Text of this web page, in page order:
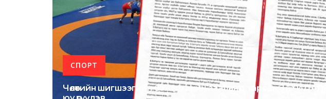
СПОРТ
Чөлөөтийн шигшээгийн бэлтгэлийн зааланд тарсан ЗАХИДАЛД